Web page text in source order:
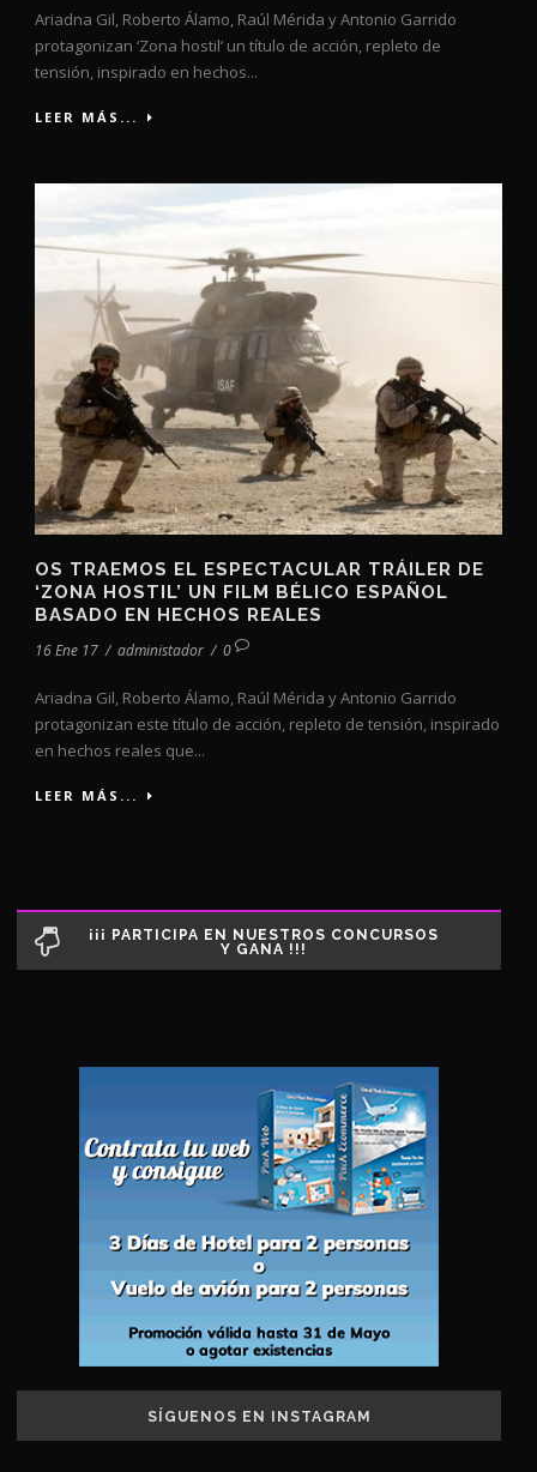
Ariadna Gil, Roberto Álamo, Raúl Mérida y Antonio Garrido
protagonizan ‘Zona hostil’ un título de acción, repleto de
tensión, inspirado en hechos...
LEER MÁS...
OS TRAEMOS EL ESPECTACULAR TRÁILER DE
‘ZONA HOSTIL’ UN FILM BÉLICO ESPAÑOL
BASADO EN HECHOS REALES
16 Ene 17 / administador / 0
Ariadna Gil, Roberto Álamo, Raúl Mérida y Antonio Garrido
protagonizan este título de acción, repleto de tensión, inspirado
en hechos reales que...
LEER MÁS...
¡¡¡ PARTICIPA EN NUESTROS CONCURSOS
Y GANA !!!
SÍGUENOS EN INSTAGRAM